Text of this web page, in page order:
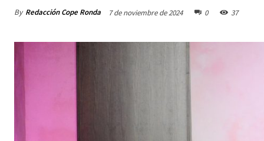
By Redacción Cope Ronda 7 de noviembre de 2024 0 37